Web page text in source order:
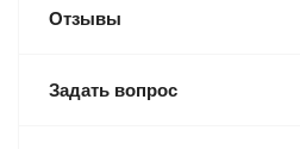
Отзывы
Задать вопрос